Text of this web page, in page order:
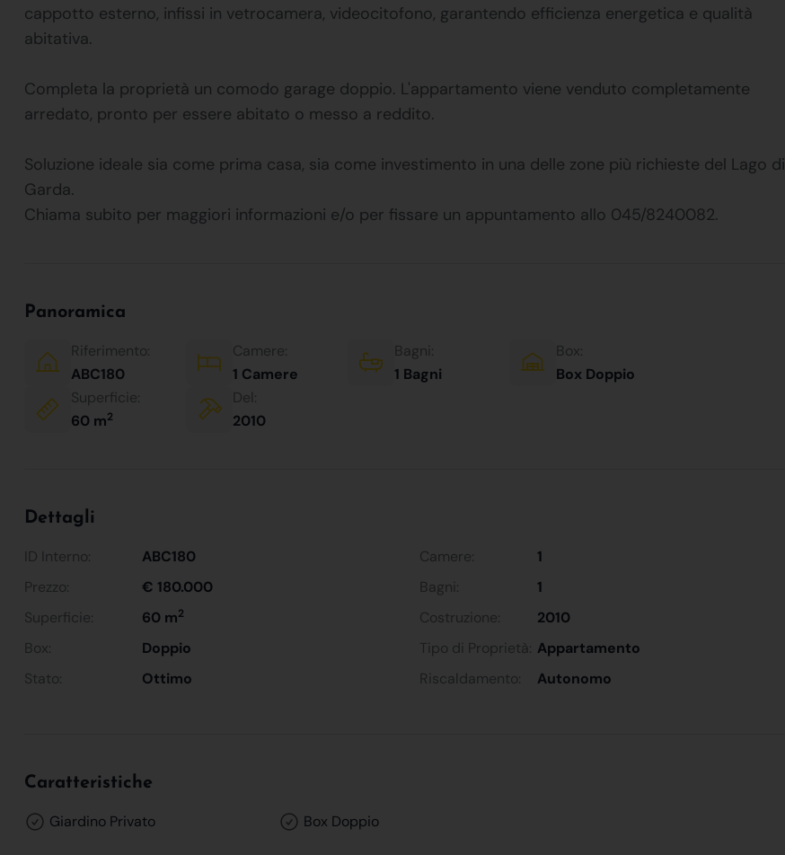
cappotto esterno, infissi in vetrocamera, videocitofono, garantendo efficienza energetica e qualità
abitativa.
Completa la proprietà un comodo garage doppio. L'appartamento viene venduto completamente
arredato, pronto per essere abitato o messo a reddito.
Soluzione ideale sia come prima casa, sia come investimento in una delle zone più richieste del Lago di
Garda.
Chiama subito per maggiori informazioni e/o per fissare un appuntamento allo 045/8240082.
Panoramica
Riferimento:
ABC180
Camere:
1 Camere
Bagni:
1 Bagni
Box:
Box Doppio
Superficie:
60 m2
Del:
2010
Dettagli
ID Interno: ABC180 Camere:
1
Prezzo:
€ 180.000 Bagni:
1
Superficie:
60 m2 Costruzione:
2010
Box:
Doppio Tipo di Proprietà: Appartamento
Stato:
Ottimo Riscaldamento: Autonomo
Caratteristiche
Giardino Privato Box Doppio